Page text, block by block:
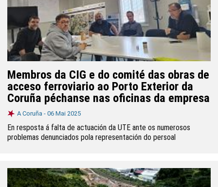
Membros da CIG e do comité das obras de
acceso ferroviario ao Porto Exterior da
Coruña péchanse nas oficinas da empresa
A Coruña - 06 Mai 2025
En resposta á falta de actuación da UTE ante os numerosos
problemas denunciados pola representación do persoal